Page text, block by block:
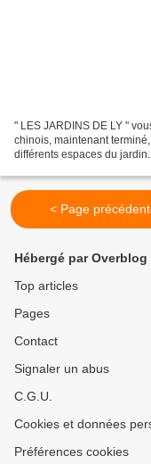
" LES JARDINS DE LY "
chinois, maintenant
différents espaces du jardin.
< Page
Hébergé par Overblog
Top articles
Pages
Contact
Signaler un abus
C.G.U.
Cookies et données
Préférences cookies